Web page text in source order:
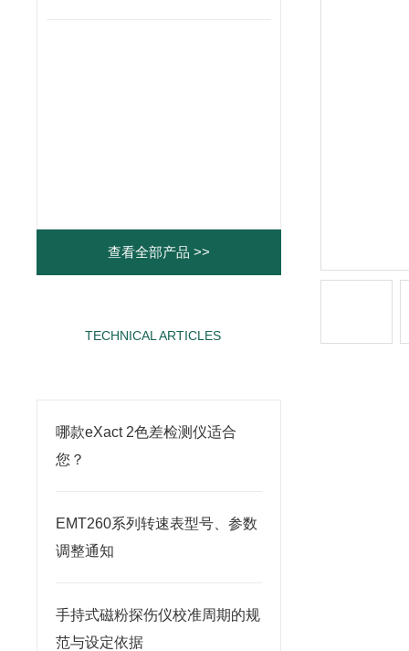
查看全部产品 >>
TECHNICAL ARTICLES
哪款eXact 2色差检测仪适合
您？
EMT260系列转速表型号、参数
调整通知
手持式磁粉探伤仪校准周期的规
范与设定依据